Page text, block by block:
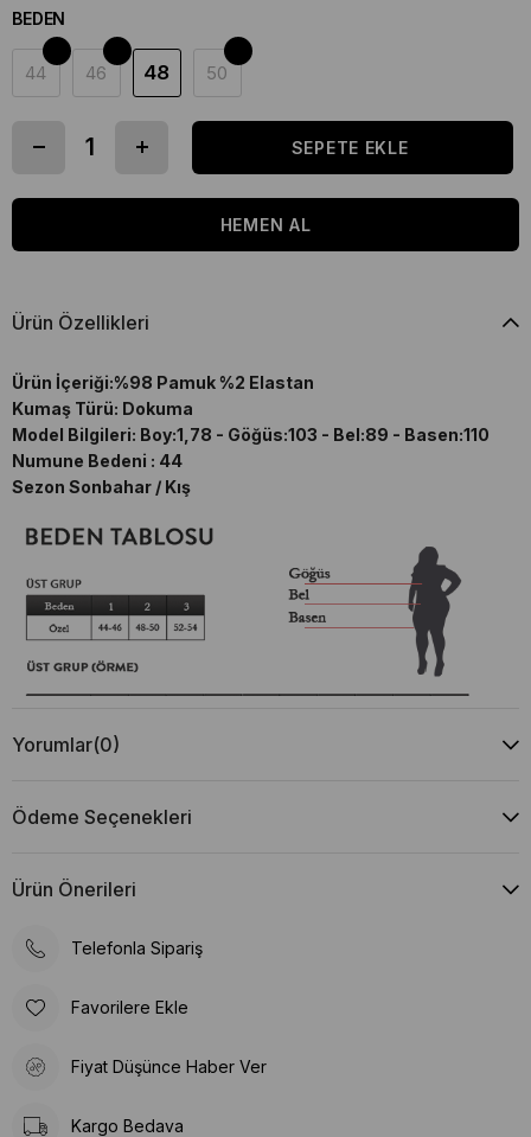
BEDEN
44 46 48 50
Ürün Özellikleri
Ürün İçeriği:%98 Pamuk %2 Elastan
Kumaş Türü: Dokuma
Model Bilgileri: Boy:1,78 - Göğüs:103 - Bel:89 - Basen:110
Numune Bedeni : 44
Sezon Sonbahar / Kış
Yorumlar(0)
Ödeme Seçenekleri
Ürün Önerileri
Telefonla Sipariş
Favorilere Ekle
Fiyat Düşünce Haber Ver
Kargo Bedava